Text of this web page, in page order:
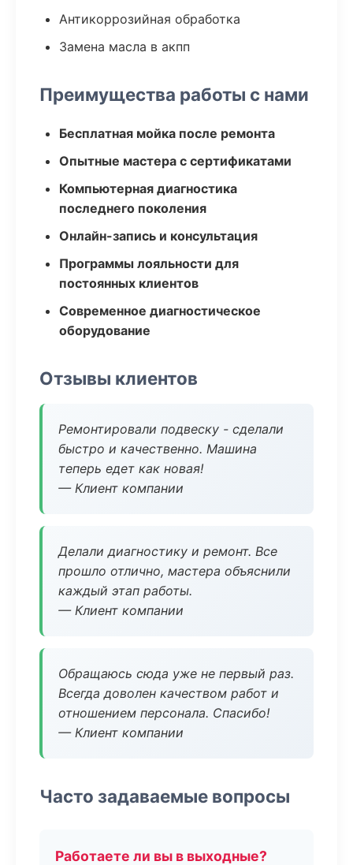
Антикоррозийная обработка
Замена масла в акпп
Преимущества работы с нами
Бесплатная мойка после ремонта
Опытные мастера с сертификатами
Компьютерная диагностика
последнего поколения
Онлайн-запись и консультация
Программы лояльности для
постоянных клиентов
Современное диагностическое
оборудование
Отзывы клиентов
Ремонтировали подвеску - сделали
быстро и качественно. Машина
теперь едет как новая!
— Клиент компании
Делали диагностику и ремонт. Все
прошло отлично, мастера объяснили
каждый этап работы.
— Клиент компании
Обращаюсь сюда уже не первый раз.
Всегда доволен качеством работ и
отношением персонала. Спасибо!
— Клиент компании
Часто задаваемые вопросы
Работаете ли вы в выходные?